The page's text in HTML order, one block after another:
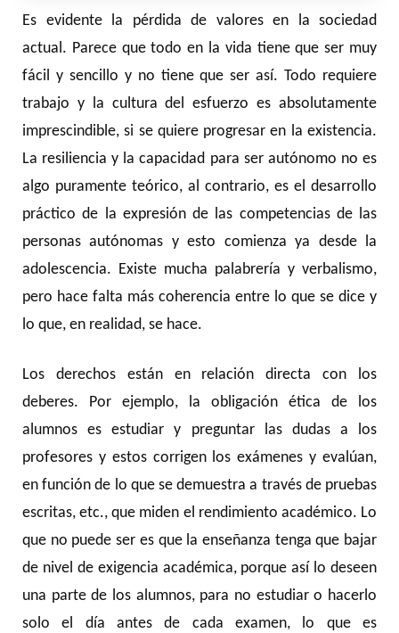
Es evidente la pérdida de valores en la sociedad
actual. Parece que todo en la vida tiene que ser muy
fácil y sencillo y no tiene que ser así. Todo requiere
trabajo y la cultura del esfuerzo es absolutamente
imprescindible, si se quiere progresar en la existencia.
La resiliencia y la capacidad para ser autónomo no es
algo puramente teórico, al contrario, es el desarrollo
práctico de la expresión de las competencias de las
personas autónomas y esto comienza ya desde la
adolescencia. Existe mucha palabrería y verbalismo,
pero hace falta más coherencia entre lo que se dice y
lo que, en realidad, se hace.
Los derechos están en relación directa con los
deberes. Por ejemplo, la obligación ética de los
alumnos es estudiar y preguntar las dudas a los
profesores y estos corrigen los exámenes y evalúan,
en función de lo que se demuestra a través de pruebas
escritas, etc., que miden el rendimiento académico. Lo
que no puede ser es que la enseñanza tenga que bajar
de nivel de exigencia académica, porque así lo deseen
una parte de los alumnos, para no estudiar o hacerlo
solo el día antes de cada examen, lo que es